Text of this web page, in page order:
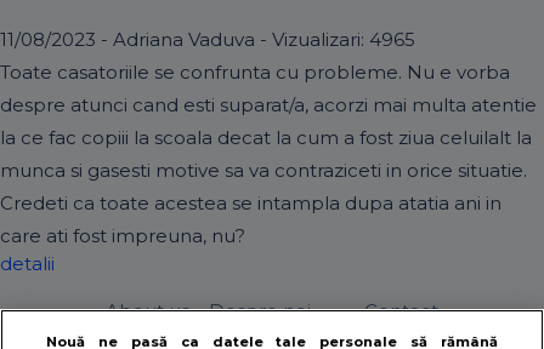
11/08/2023 - Adriana Vaduva - Vizualizari: 4965
Toate casatoriile se confrunta cu probleme. Nu e vorba
despre atunci cand esti suparat/a, acorzi mai multa atentie
la ce fac copiii la scoala decat la cum a fost ziua celuilalt la
munca si gasesti motive sa va contraziceti in orice situatie.
Credeti ca toate acestea se intampla dupa atatia ani in
care ati fost impreuna, nu?
detalii
About us – Despre noi Contact
Nouă ne pasă ca datele tale personale să rămână